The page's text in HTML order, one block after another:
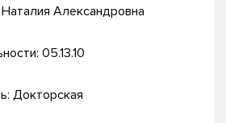
Александровна
05.13.10
Докторская